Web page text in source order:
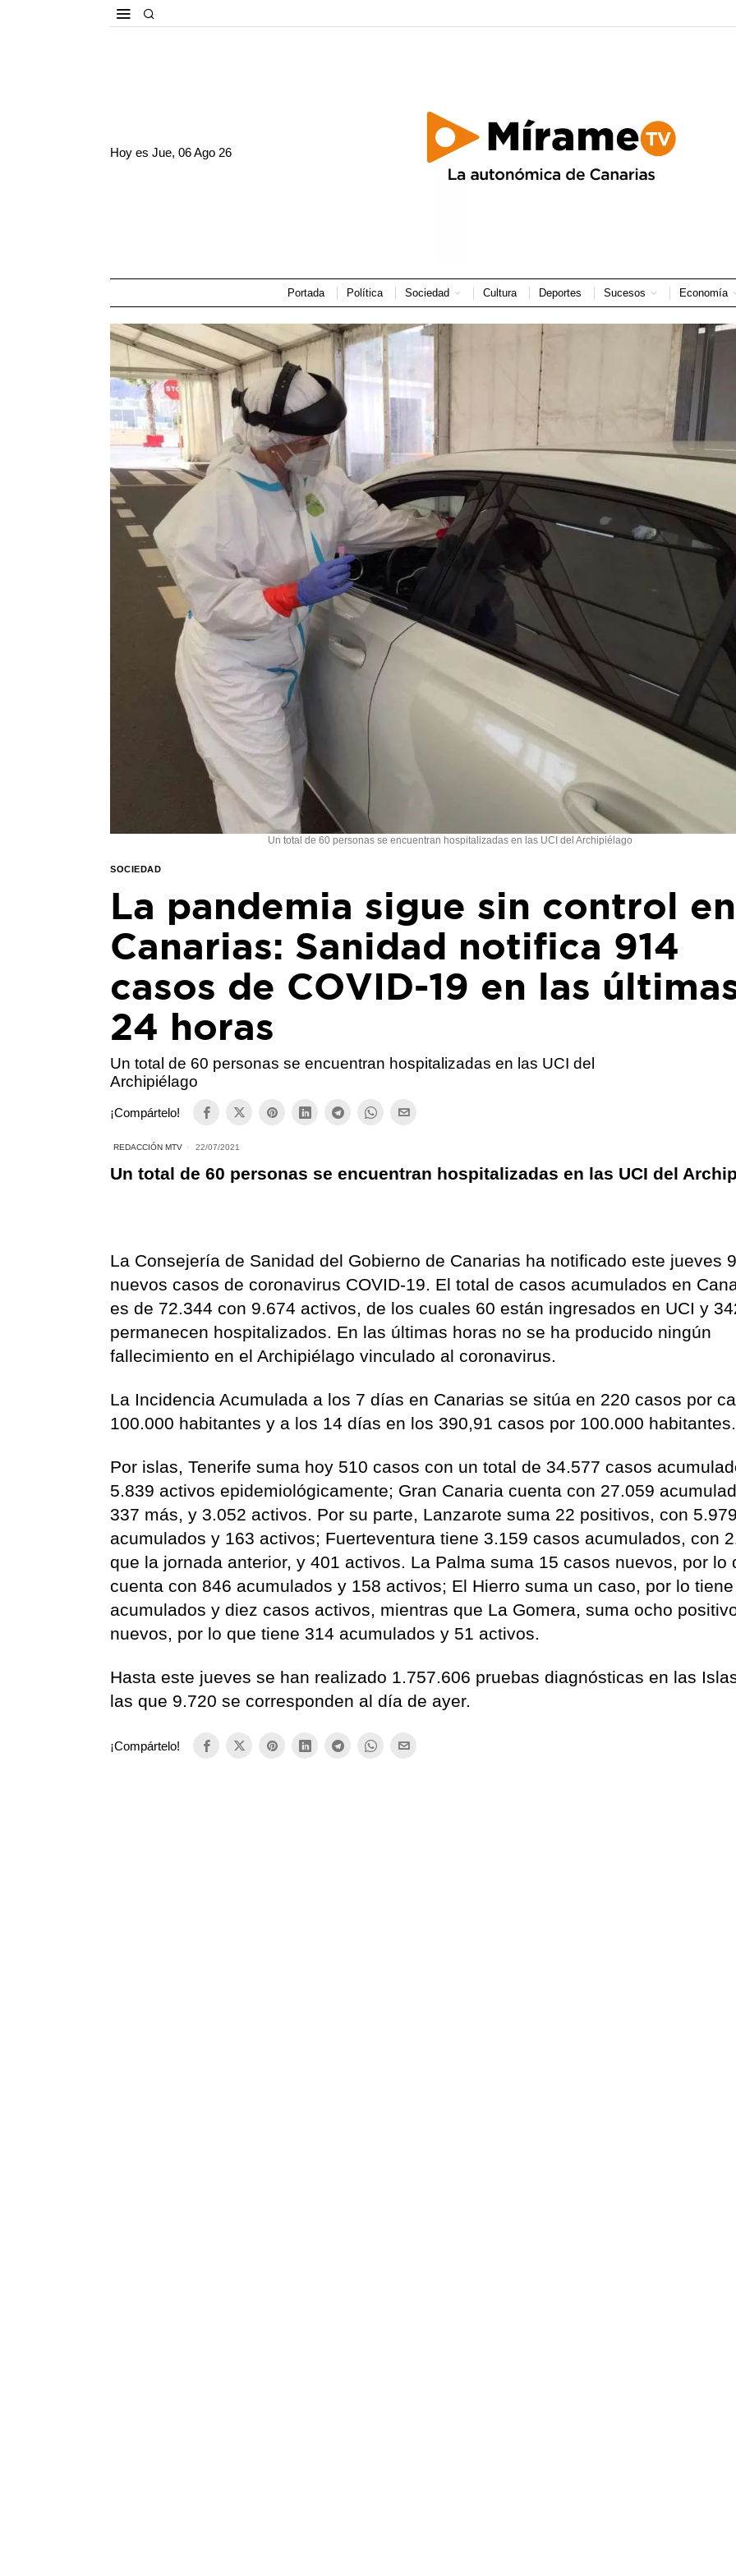
Hoy esJue, 06 Ago 26
Portada Política Sociedad Cultura Deportes Sucesos Economía
Un total de 60 personas se encuentran hospitalizadas en las UCI del Archipiélago
SOCIEDAD
La pandemia sigue sin control en
Canarias: Sanidad notifica 914
casos de COVID-19 en las
24 horas
Un total de 60 personas se encuentran hospitalizadas en las UCI del
Archipiélago
¡Compártelo!
REDACCIÓN MTV 22/07/2021
Un total de 60 personas se encuentran hospitalizadas en las UCI del
La Consejería de Sanidad del Gobierno de Canarias ha notificado este jueves
nuevos casos de coronavirus COVID-19. El total de casos acumulados en
es de 72.344 con 9.674 activos, de los cuales 60 están ingresados en UCI y
permanecen hospitalizados. En las últimas horas no se ha producido ningún
fallecimiento en el Archipiélago vinculado al coronavirus.
La Incidencia Acumulada a los 7 días en Canarias se sitúa en 220 casos por
100.000 habitantes y a los 14 días en los 390,91 casos por 100.000 habitantes.
Por islas, Tenerife suma hoy 510 casos con un total de 34.577 casos
5.839 activos epidemiológicamente; Gran Canaria cuenta con 27.059
337 más, y 3.052 activos. Por su parte, Lanzarote suma 22 positivos, con
acumulados y 163 activos; Fuerteventura tiene 3.159 casos acumulados, con
que la jornada anterior, y 401 activos. La Palma suma 15 casos nuevos, por lo
cuenta con 846 acumulados y 158 activos; El Hierro suma un caso, por lo
acumulados y diez casos activos, mientras que La Gomera, suma ocho
nuevos, por lo que tiene 314 acumulados y 51 activos.
Hasta este jueves se han realizado 1.757.606 pruebas diagnósticas en las
las que 9.720 se corresponden al día de ayer.
¡Compártelo!